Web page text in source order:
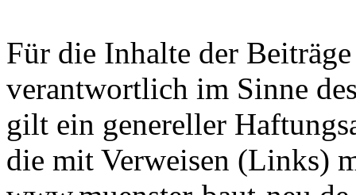
Für die Inhalte der
verantwortlich im Sinne
gilt ein genereller
die mit Verweisen (Links)